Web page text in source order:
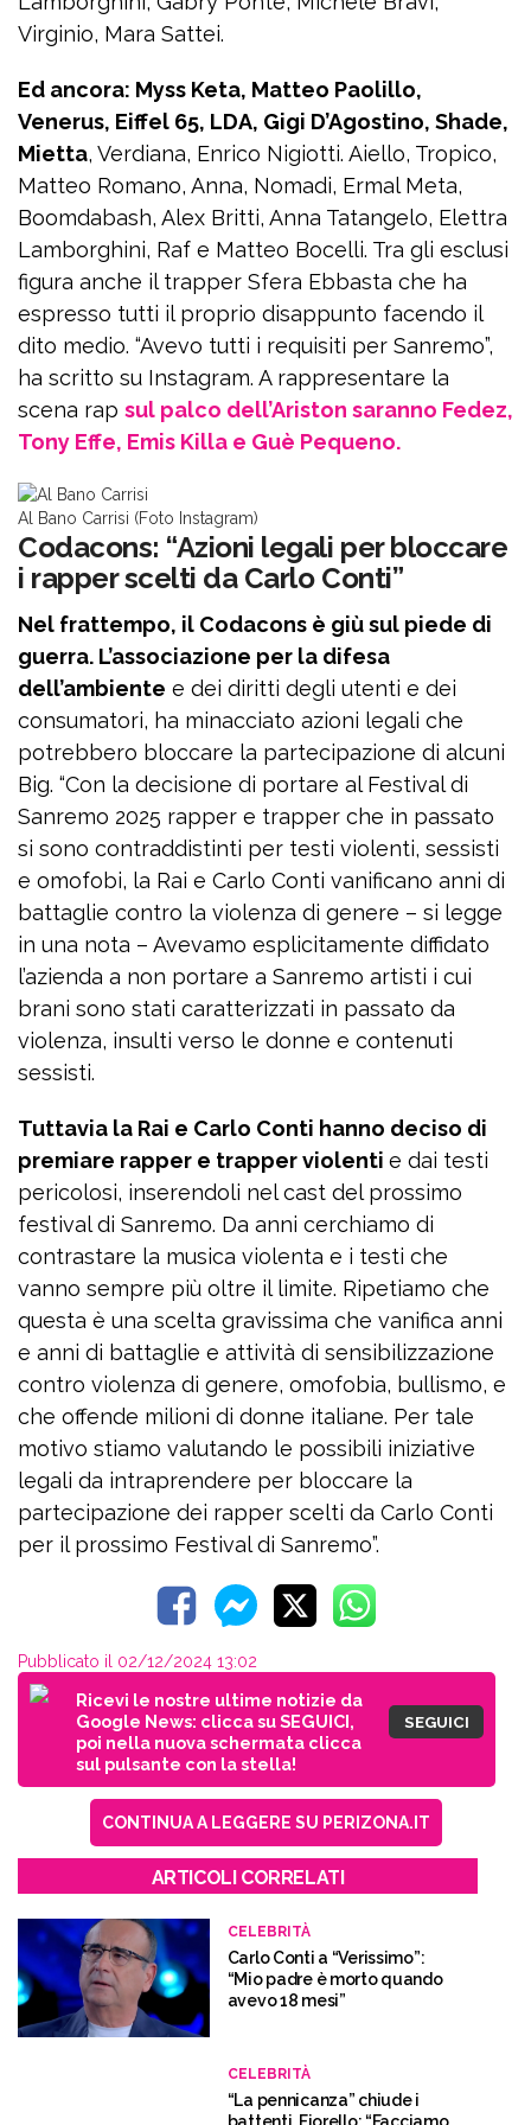
Virginio, Mara Sattei.
Ed ancora: Myss Keta, Matteo Paolillo,
Venerus, Eiffel 65, LDA, Gigi D’Agostino, Shade,
Mietta, Verdiana, Enrico Nigiotti. Aiello, Tropico,
Matteo Romano, Anna, Nomadi, Ermal Meta,
Boomdabash, Alex Britti, Anna Tatangelo, Elettra
Lamborghini, Raf e Matteo Bocelli. Tra gli esclusi
figura anche il trapper Sfera Ebbasta che ha
espresso tutti il proprio disappunto facendo il
dito medio. “Avevo tutti i requisiti per Sanremo”,
ha scritto su Instagram. A rappresentare la
scena rap sul palco dell’Ariston saranno Fedez,
Tony Effe, Emis Killa e Guè Pequeno.
Al Bano Carrisi (Foto Instagram)
Codacons: “Azioni legali per bloccare
i rapper scelti da Carlo Conti”
Nel frattempo, il Codacons è giù sul piede di
guerra. L’associazione per la difesa
dell’ambiente e dei diritti degli utenti e dei
consumatori, ha minacciato azioni legali che
potrebbero bloccare la partecipazione di alcuni
Big. “Con la decisione di portare al Festival di
Sanremo 2025 rapper e trapper che in passato
si sono contraddistinti per testi violenti, sessisti
e omofobi, la Rai e Carlo Conti vanificano anni di
battaglie contro la violenza di genere – si legge
in una nota – Avevamo esplicitamente diffidato
l’azienda a non portare a Sanremo artisti i cui
brani sono stati caratterizzati in passato da
violenza, insulti verso le donne e contenuti
sessisti.
Tuttavia la Rai e Carlo Conti hanno deciso di
premiare rapper e trapper violenti e dai testi
pericolosi, inserendoli nel cast del prossimo
festival di Sanremo. Da anni cerchiamo di
contrastare la musica violenta e i testi che
vanno sempre più oltre il limite. Ripetiamo che
questa è una scelta gravissima che vanifica anni
e anni di battaglie e attività di sensibilizzazione
contro violenza di genere, omofobia, bullismo, e
che offende milioni di donne italiane. Per tale
motivo stiamo valutando le possibili iniziative
legali da intraprendere per bloccare la
partecipazione dei rapper scelti da Carlo Conti
per il prossimo Festival di Sanremo”.
Pubblicato il 02/12/2024 13:02
Ricevi le nostre ultime notizie da
Google News: clicca su SEGUICI,
poi nella nuova schermata clicca
sul pulsante con la stella!
SEGUICI
CONTINUA A LEGGERE SU PERIZONA.IT
ARTICOLI CORRELATI
CELEBRITÀ
Carlo Conti a “Verissimo”:
“Mio padre è morto quando
avevo 18 mesi”
CELEBRITÀ
“La pennicanza” chiude i